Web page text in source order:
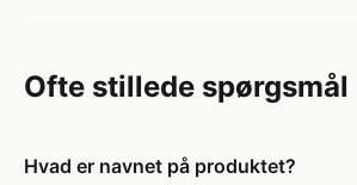
Ofte stillede spørgsmål
Hvad er navnet på produktet?